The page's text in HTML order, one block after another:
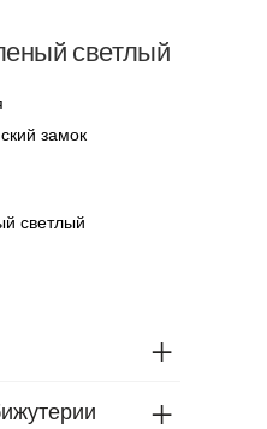
светлый
замок
светлый